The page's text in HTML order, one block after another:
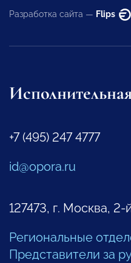
Разработка сайта — Flips
+7 (495) 247 4777
id@opora.ru
127473, г. Москва,
Региональные
Представители за